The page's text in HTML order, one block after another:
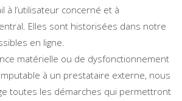
à l’utilisateur concerné et à
Elles sont historisées dans notre
en ligne.
matérielle ou de dysfonctionnement
à un prestataire externe, nous
toutes les démarches qui permettront